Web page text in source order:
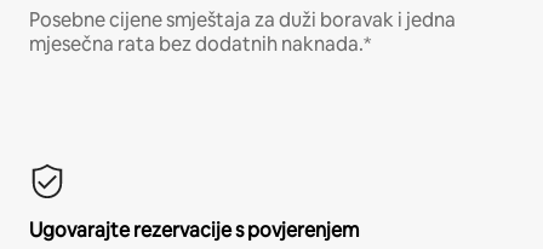
Posebne cijene smještaja za duži boravak i jedna
mjesečna rata bez dodatnih naknada.*
Ugovarajte rezervacije s povjerenjem